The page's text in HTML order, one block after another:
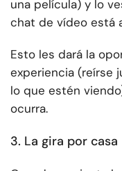
una película) y lo
chat de vídeo está
Esto les dará la
experiencia (reírse
lo que estén
ocurra.
3. La gira por casa